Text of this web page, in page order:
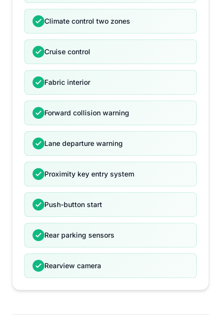
Climate control two zones
Cruise control
Fabric interior
Forward collision warning
Lane departure warning
Proximity key entry system
Push-button start
Rear parking sensors
Rearview camera